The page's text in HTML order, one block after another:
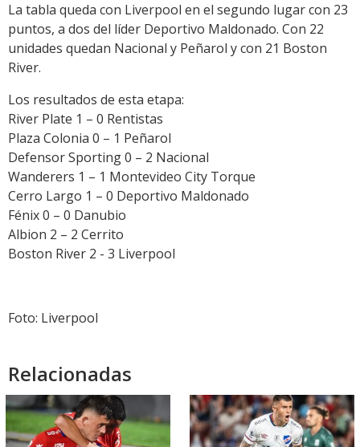
La tabla queda con Liverpool en el segundo lugar con 23
puntos, a dos del líder Deportivo Maldonado. Con 22
unidades quedan Nacional y Peñarol y con 21 Boston
River.
Los resultados de esta etapa:
River Plate 1 – 0 Rentistas
Plaza Colonia 0 – 1 Peñarol
Defensor Sporting 0 – 2 Nacional
Wanderers 1 – 1 Montevideo City Torque
Cerro Largo 1 – 0 Deportivo Maldonado
Fénix 0 – 0 Danubio
Albion 2 – 2 Cerrito
Boston River 2 - 3 Liverpool
Foto: Liverpool
Relacionadas